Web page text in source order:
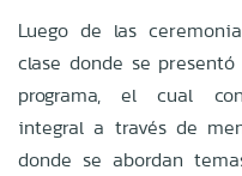
Luego de las
clase donde se
programa, el cual
integral a través de
donde se abordan